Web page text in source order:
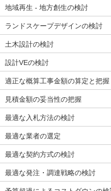
地域再生 - 地方創生の検討
ランドスケープデザインの検討
土木設計の検討
設計VEの検討
適正な概算工事金額の算定と把握
見積金額の妥当性の把握
最適な入札方法の検討
最適な業者の選定
最適な契約方式の検討
最適な発注・調達戦略の検討